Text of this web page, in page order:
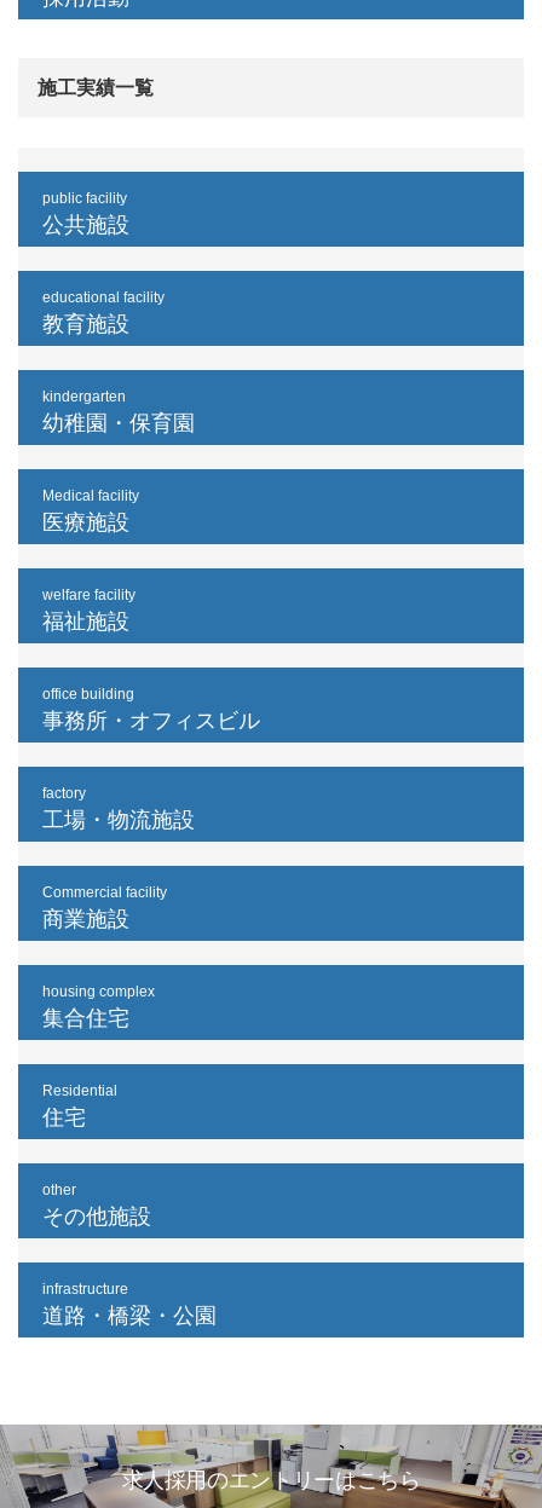
施工実績一覧
public facility
公共施設
educational facility
教育施設
kindergarten
幼稚園・保育園
Medical facility
医療施設
welfare facility
福祉施設
office building
事務所・オフィスビル
factory
工場・物流施設
Commercial facility
商業施設
housing complex
集合住宅
Residential
住宅
other
その他施設
infrastructure
道路・橋梁・公園
求人採用のエントリーはこちら